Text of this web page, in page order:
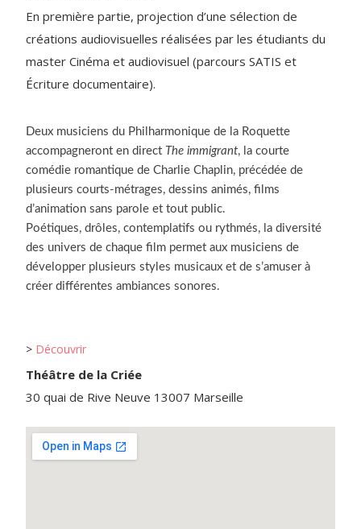
En première partie, projection d’une sélection de
créations audiovisuelles réalisées par les étudiants du
master Cinéma et audiovisuel (parcours SATIS et
Écriture documentaire).
Deux musiciens du Philharmonique de la Roquette
accompagneront en direct The immigrant, la courte
comédie romantique de Charlie Chaplin, précédée de
plusieurs courts-métrages, dessins animés, films
d’animation sans parole et tout public.
Poétiques, drôles, contemplatifs ou rythmés, la diversité
des univers de chaque film permet aux musiciens de
développer plusieurs styles musicaux et de s’amuser à
créer différentes ambiances sonores.
> Découvrir
Théâtre de la Criée
30 quai de Rive Neuve 13007 Marseille